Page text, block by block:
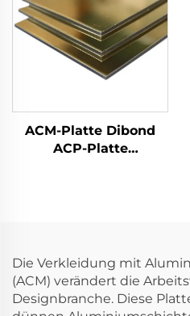
ACM-Platte Dibond
ACP-Platte
Die Verkleidung mit
(ACM) verändert die
Designbranche. Diese